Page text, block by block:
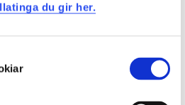
du gir her.